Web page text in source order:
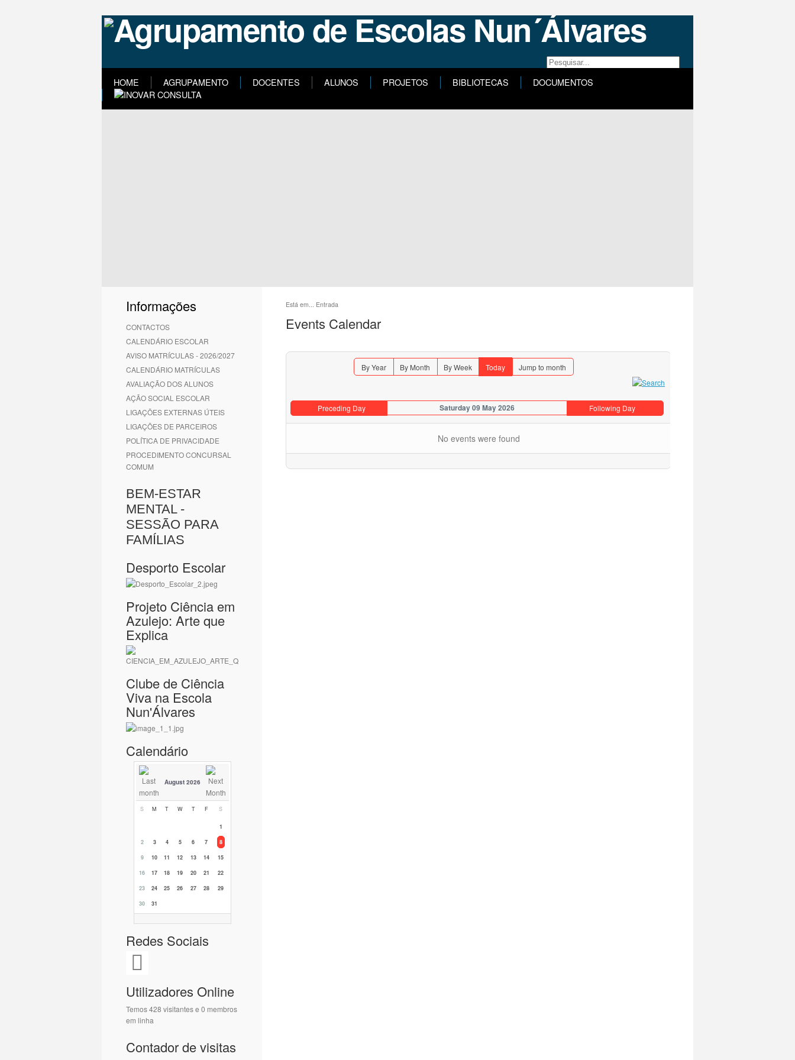
HOME AGRUPAMENTO DOCENTES ALUNOS PROJETOS BIBLIOTECAS DOCUMENTOS
Informações
CONTACTOS
CALENDÁRIO ESCOLAR
AVISO MATRÍCULAS - 2026/2027
CALENDÁRIO MATRÍCULAS
AVALIAÇÃO DOS ALUNOS
AÇÃO SOCIAL ESCOLAR
LIGAÇÕES EXTERNAS ÚTEIS
LIGAÇÕES DE PARCEIROS
POLÍTICA DE PRIVACIDADE
PROCEDIMENTO CONCURSAL
COMUM
BEM-ESTAR
MENTAL -
SESSÃO PARA
FAMÍLIAS
Desporto Escolar
Projeto Ciência em
Azulejo: Arte que
Explica
Clube de Ciência
Viva na Escola
Nun'Álvares
Calendário
August 2026
S M T W T F S
1
2
3 4 5 6 7
8
9
10 11 12 13 14
15
16
17 18 19 20 21
22
23
24 25 26 27 28
29
30
31
Redes Sociais
Utilizadores Online
Temos 428 visitantes e 0 membros
em linha
Contador de visitas
Está em... Entrada
Events Calendar
By Year By Month By Week Today Jump to month
Preceding Day Saturday 09 May 2026 Following Day
No events were found